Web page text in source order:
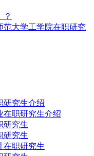
？
范大学工学院在职研究
研究生介绍
在职研究生介绍
研究生
研究生
在职研究生